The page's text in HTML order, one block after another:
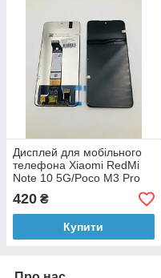
Дисплей для мобільного
телефона Xiaomi RedMi
Note 10 5G/Poco M3 Pro
5G, чорний, з тачскрином
420 ₴
Купити